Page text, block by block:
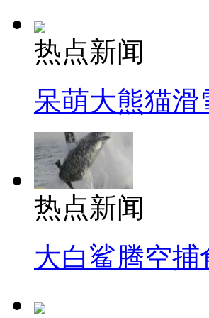
热点新闻
呆萌大熊猫滑
热点新闻
大白鲨腾空捕